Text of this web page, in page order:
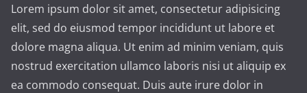
Lorem ipsum dolor sit amet, consectetur adipisicing
elit, sed do eiusmod tempor incididunt ut labore et
dolore magna aliqua. Ut enim ad minim veniam, quis
nostrud exercitation ullamco laboris nisi ut aliquip ex
ea commodo consequat. Duis aute irure dolor in